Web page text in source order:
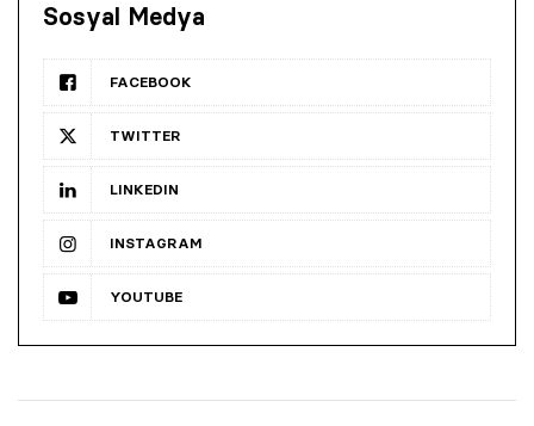
Sosyal Medya
FACEBOOK
TWITTER
LINKEDIN
INSTAGRAM
YOUTUBE